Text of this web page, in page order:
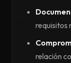
requisitos
relación